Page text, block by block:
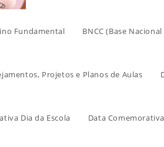
Fundamental BNCC (Base
Projetos e Planos de Aulas
Dia da Escola Data